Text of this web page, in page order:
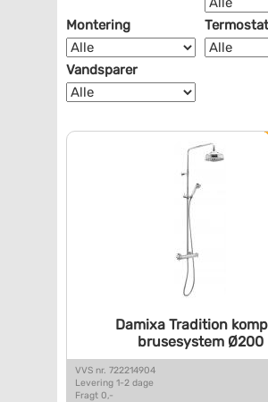
Montering Termostat
Vandsparer
Damixa Tradition
brusesystem Ø200
VVS nr. 722214904
Levering 1-2 dage
Fragt 0,-